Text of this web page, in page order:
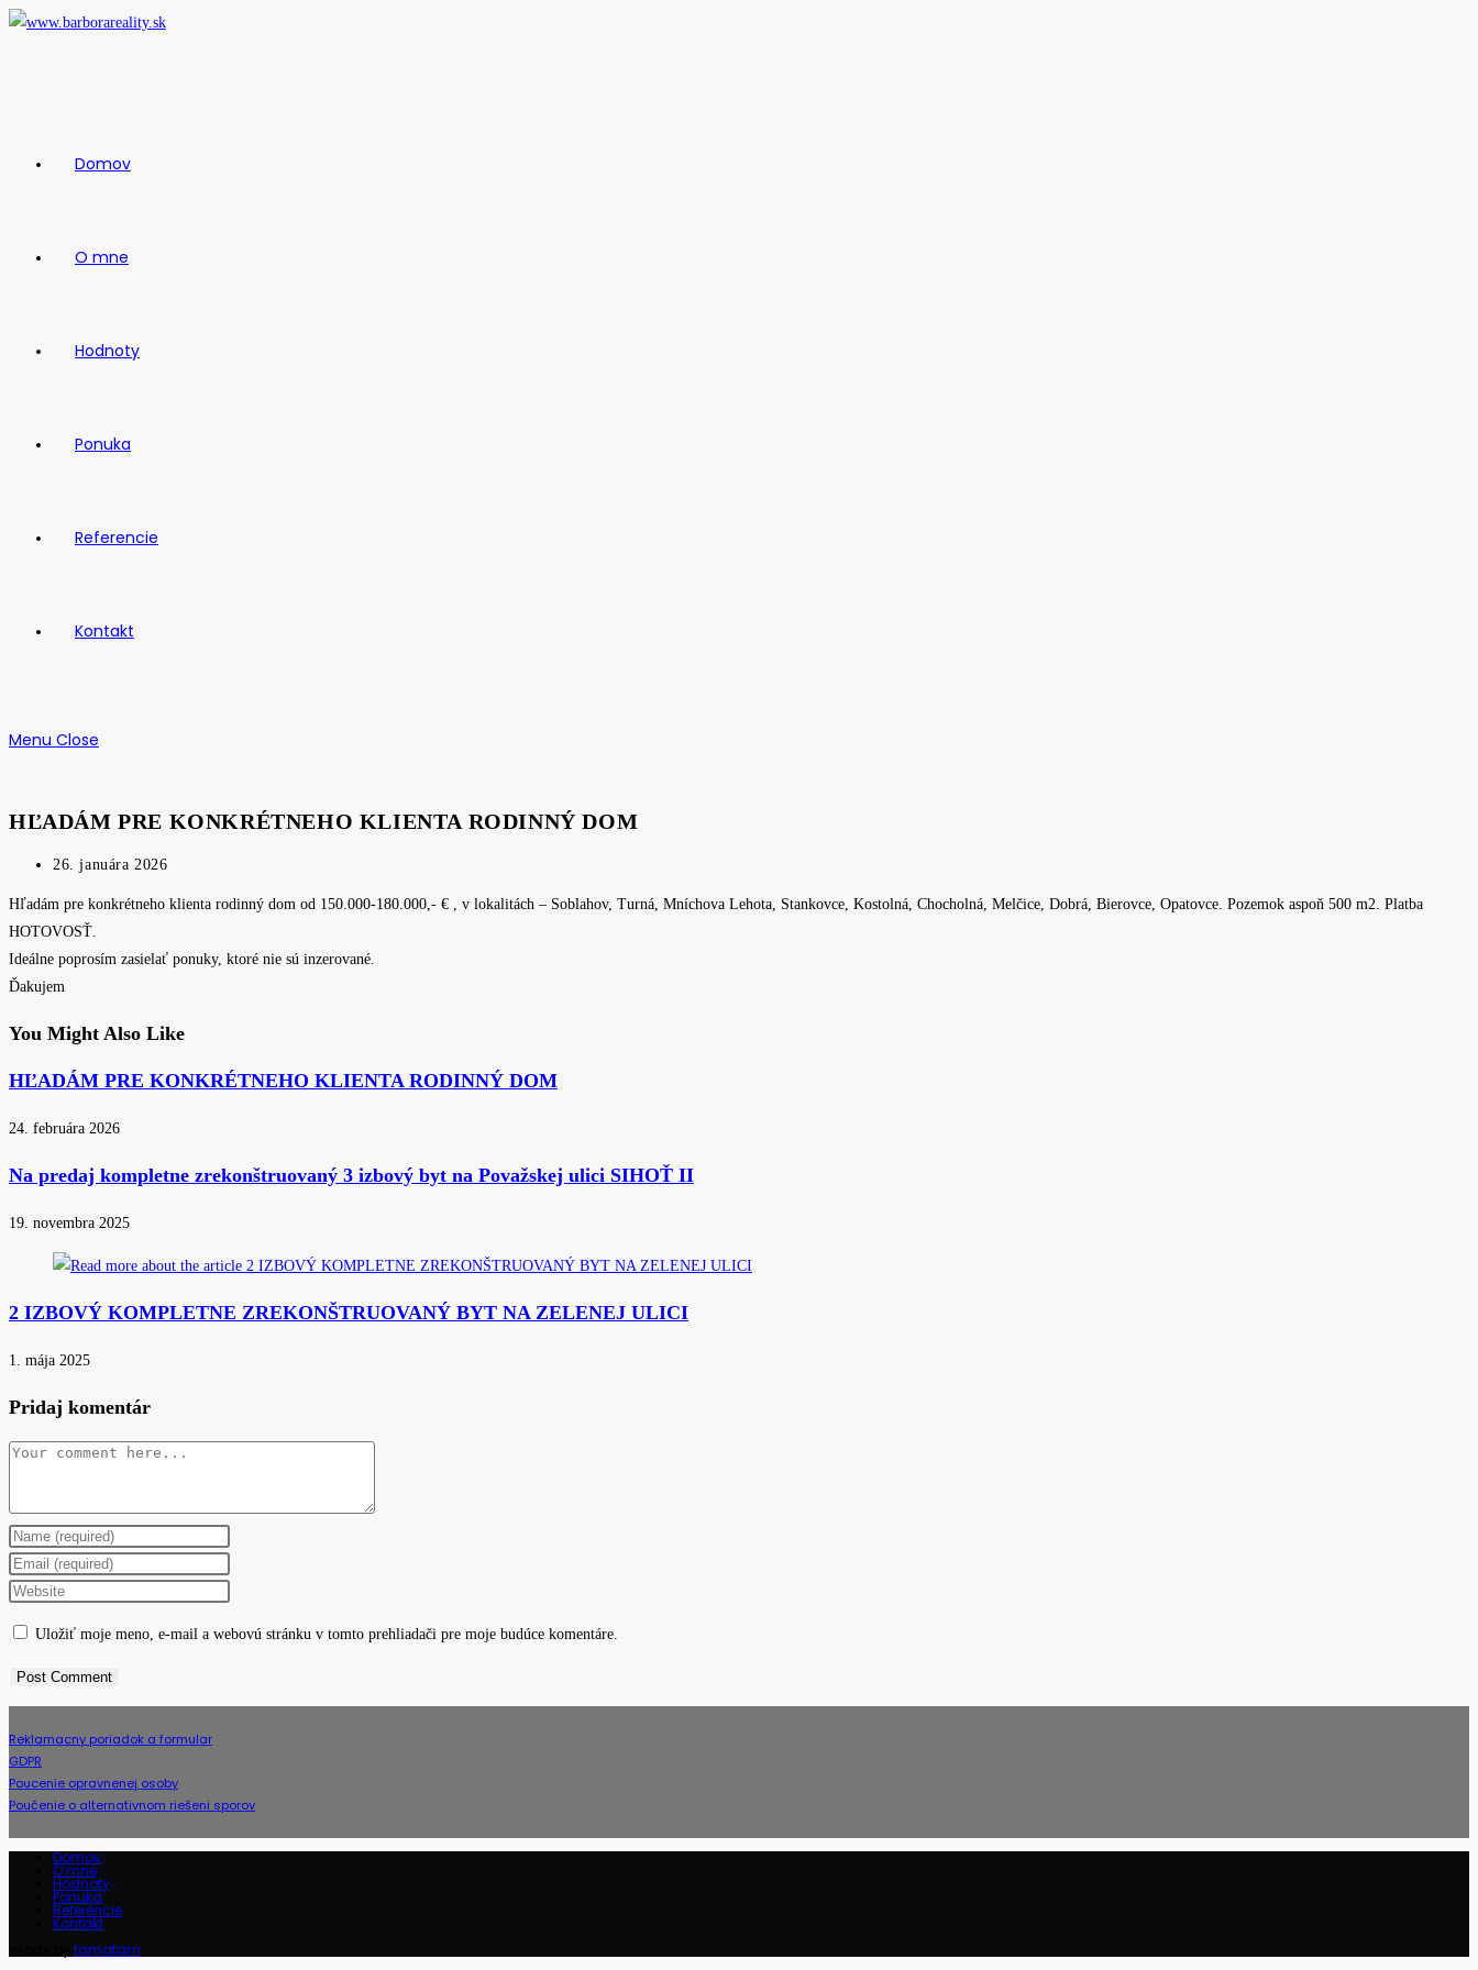
Skip
Domov
O mne
Hodnoty
Ponuka
Referencie
Kontakt
Menu Close
HĽADÁM PRE KONKRÉTNEHO KLIENTA RODINNÝ DOM
Post
26. januára 2026
Hľadám pre konkrétneho klienta rodinný dom od 150.000-180.000,- € , v lokalitách – Soblahov, Turná, Mníchova Lehota, Stankovce, Kostolná, Chocholná, Melčice, Dobrá, Bierovce, Opatovce. Pozemok aspoň 500 m2. Platba
HOTOVOSŤ.
Ideálne poprosím zasielať ponuky, ktoré nie sú inzerované.
Ďakujem
You Might Also Like
HĽADÁM PRE KONKRÉTNEHO KLIENTA RODINNÝ DOM
24. februára 2026
Na predaj kompletne zrekonštruovaný 3 izbový byt na Považskej ulici SIHOŤ II
19. novembra 2025
2 IZBOVÝ KOMPLETNE ZREKONŠTRUOVANÝ BYT NA ZELENEJ ULICI
1. mája 2025
Pridaj komentár
Comment
Enter
your
name
to
Enter
your
to
Enter
URL
Uložiť moje meno, e-mail a webovú stránku v tomto prehliadači pre moje budúce komentáre.
Reklamacny poriadok a formular
GDPR
Poucenie opravnenej osoby
Poučenie o alternativnom riešeni sporov
Domov
O mne
Hodnoty
Ponuka
Referencie
Kontakt
tamatam